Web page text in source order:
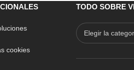
cookies
TODO SOBRE